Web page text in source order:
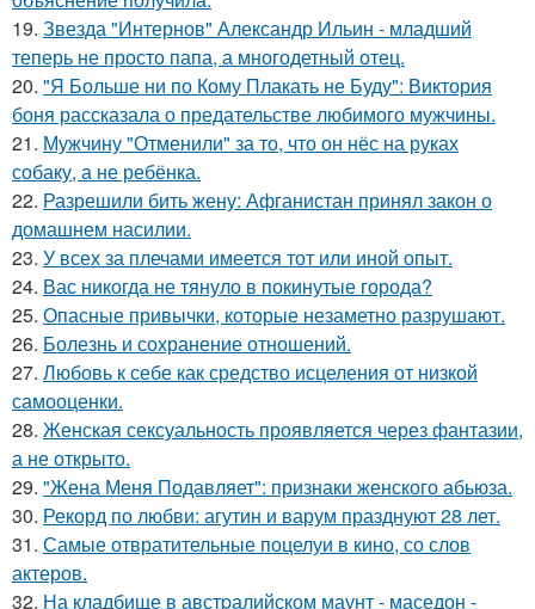
19. Звезда "Интернов" Александр Ильин - младший
теперь не просто папа, а многодетный отец.
20. "Я Больше ни по Кому Плакать не Буду": Виктория
боня рассказала о предательстве любимого мужчины.
21. Мужчину "Отменили" за то, что он нёс на руках
собаку, а не ребёнка.
22. Разрешили бить жену: Афганистан принял закон о
домашнем насилии.
23. У всех за плечами имеется тот или иной опыт.
24. Вас никогда не тянуло в покинутые города?
25. Опасные привычки, которые незаметно разрушают.
26. Болезнь и сохранение отношений.
27. Любовь к себе как средство исцеления от низкой
самооценки.
28. Женская сексуальность проявляется через фантазии,
а не открыто.
29. "Жена Меня Подавляет": признаки женского абьюза.
30. Рекорд по любви: агутин и варум празднуют 28 лет.
31. Самые отвратительные поцелуи в кино, со слов
актеров.
32. На кладбище в австpалийском маунт - маседон -